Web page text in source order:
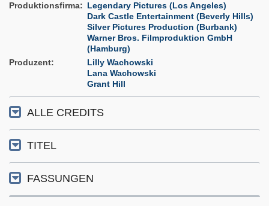
Produktionsfirma
Legendary Pictures (Los Angeles)
Dark Castle Entertainment (Beverly Hills)
Silver Pictures Production (Burbank)
Warner Bros. Filmproduktion GmbH
(Hamburg)
Produzent
Lilly Wachowski
Lana Wachowski
Grant Hill
ALLE CREDITS
TITEL
FASSUNGEN